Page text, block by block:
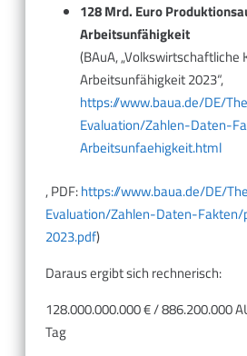
128 Mrd. Euro
Arbeitsunfähigkeit
(BAuA, „Volkswirtschaftliche
Arbeitsunfähigkeit 2023“,
https://www.baua.de/DE/
Evaluation/Zahlen-Daten-
Arbeitsunfaehigkeit.html
, PDF:https://www.baua.de/DE/
Evaluation/Zahlen-Daten-
2023.pdf)
Daraus ergibt sich rechnerisch:
128.000.000.000 € / 886.200.000
Tag